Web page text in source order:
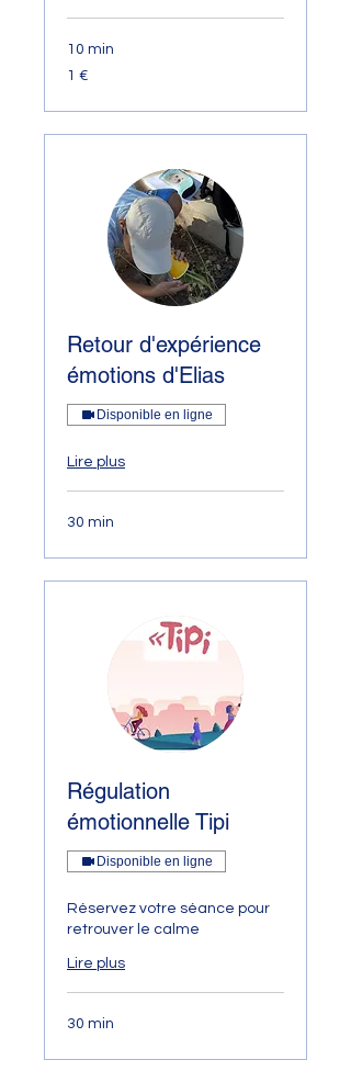
10 min
1
euro
1 €
Retour d'expérience
émotions d'Elias
Disponible en ligne
Lire plus
30 min
Régulation
émotionnelle Tipi
Disponible en ligne
Réservez votre séance pour
retrouver le calme
Lire plus
30 min